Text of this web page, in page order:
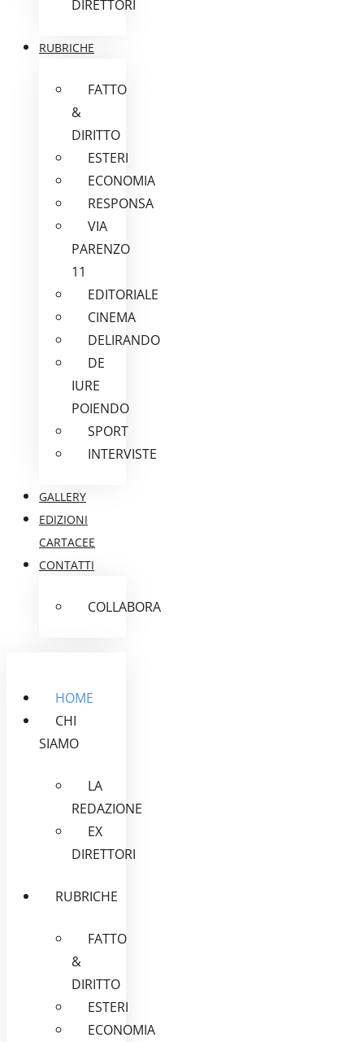
DIRETTORI
RUBRICHE
FATTO
&
DIRITTO
ESTERI
ECONOMIA
RESPONSA
VIA
PARENZO
11
EDITORIALE
CINEMA
DELIRANDO
DE
IURE
POIENDO
SPORT
INTERVISTE
GALLERY
EDIZIONI
CARTACEE
CONTATTI
COLLABORA
HOME
CHI
SIAMO
LA
REDAZIONE
EX
DIRETTORI
RUBRICHE
FATTO
&
DIRITTO
ESTERI
ECONOMIA